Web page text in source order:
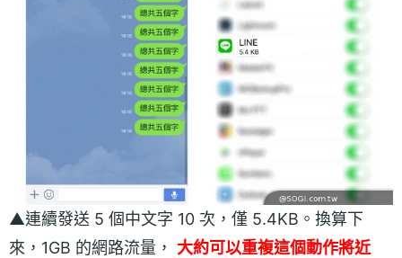
▲連續發送 5 個中文字 10 次，僅 5.4KB。換算下
來，1GB 的網路流量， 大約可以重複這個動作將近